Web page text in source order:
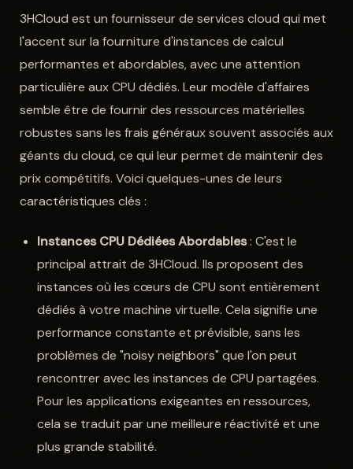
3HCloud est un fournisseur de services cloud qui met
l'accent sur la fourniture d'instances de calcul
performantes et abordables, avec une attention
particulière aux CPU dédiés. Leur modèle d'affaires
semble être de fournir des ressources matérielles
robustes sans les frais généraux souvent associés aux
géants du cloud, ce qui leur permet de maintenir des
prix compétitifs. Voici quelques-unes de leurs
caractéristiques clés :
Instances CPU Dédiées Abordables: C'est le
principal attrait de 3HCloud. Ils proposent des
instances où les cœurs de CPU sont entièrement
dédiés à votre machine virtuelle. Cela signifie une
performance constante et prévisible, sans les
problèmes de "noisy neighbors" que l'on peut
rencontrer avec les instances de CPU partagées.
Pour les applications exigeantes en ressources,
cela se traduit par une meilleure réactivité et une
plus grande stabilité.